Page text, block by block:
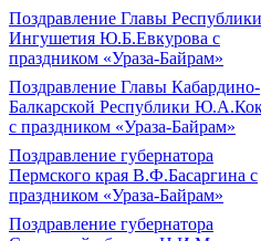
Поздравление Главы Республики
Ингушетия Ю.Б.Евкурова с
праздником «Ураза-Байрам»
Поздравление Главы Кабардино-
Балкарской Республики
с праздником «Ураза-Байрам»
Поздравление губернатора
Пермского края В.Ф.Басаргина с
праздником «Ураза-Байрам»
Поздравление губернатора